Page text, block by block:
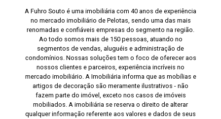
A Fuhro Souto é uma imobiliária com 40 anos de experiência
no mercado imobiliário de Pelotas, sendo uma das mais
renomadas e confiáveis empresas do segmento na região.
Ao todo somos mais de 150 pessoas, atuando no
segmentos de vendas, aluguéis e administração de
condomínios. Nossas soluções tem o foco de oferecer aos
nossos clientes e parceiros, experiência incríveis no
mercado imobiliário. A Imobiliária informa que as mobílias e
artigos de decoração são meramente ilustrativos - não
fazem parte do imóvel, exceto nos casos de imóveis
mobiliados. A imobiliária se reserva o direito de alterar
qualquer informação referente aos valores e dados de seus